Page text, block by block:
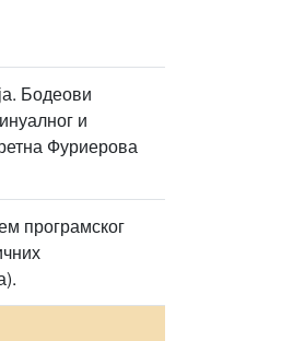
Бодеови
и
Фуриерова
програмског